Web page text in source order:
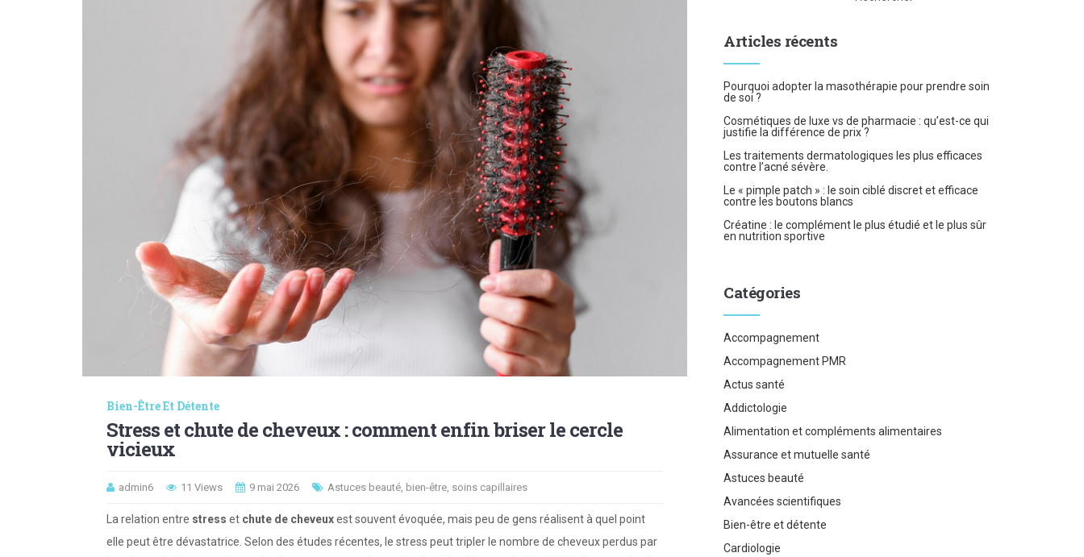
Bien-Être Et Détente
Stress et chute de cheveux : comment enfin briser le cercle
vicieux
admin6 11 Views 9 mai 2026 Astuces beauté, bien-être, soins capillaires
La relation entre stress et chute de cheveuxest souvent évoquée, mais peu de gens réalisent à quel point
elle peut être dévastatrice. Selon des études récentes, le stress peut tripler le nombre de cheveux perdus par
Articles récents
Pourquoi adopter la masothérapie pour prendre soin
de soi ?
Cosmétiques de luxe vs de pharmacie : qu’est-ce qui
justifie la différence de prix ?
Les traitements dermatologiques les plus efficaces
contre l’acné sévère.
Le « pimple patch » : le soin ciblé discret et efficace
contre les boutons blancs
Créatine : le complément le plus étudié et le plus sûr
en nutrition sportive
Catégories
Accompagnement
Accompagnement PMR
Actus santé
Addictologie
Alimentation et compléments alimentaires
Assurance et mutuelle santé
Astuces beauté
Avancées scientifiques
Bien-être et détente
Cardiologie